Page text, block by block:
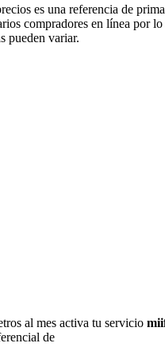
es una referencia de
compradores en línea por
pueden variar.
al mes activa tu servicio
de